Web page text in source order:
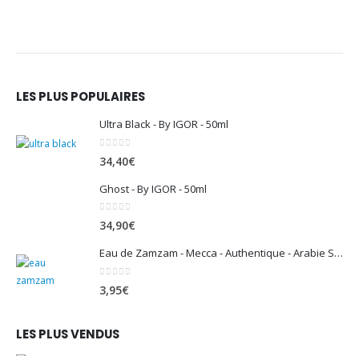
LES PLUS POPULAIRES
Ultra Black - By IGOR - 50ml
34,40€
Ghost - By IGOR - 50ml
0 sur 5
34,90€
Eau de Zamzam - Mecca - Authentique - Arabie Saoudite - 500 ml
3,95€
LES PLUS VENDUS